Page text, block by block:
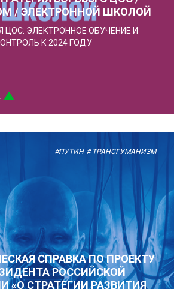
/ ЭЛЕКТРОННОЙ ШКОЛОЙ
ЦОС: ЭЛЕКТРОННОЕ ОБУЧЕНИЕ И
К 2024 ГОДУ
#ПУТИН # ТРАНСГУМАНИЗМ
СПРАВКА ПО ПРОЕКТУ
РОССИЙСКОЙ
«О СТРАТЕГИИ РАЗВИТИЯ